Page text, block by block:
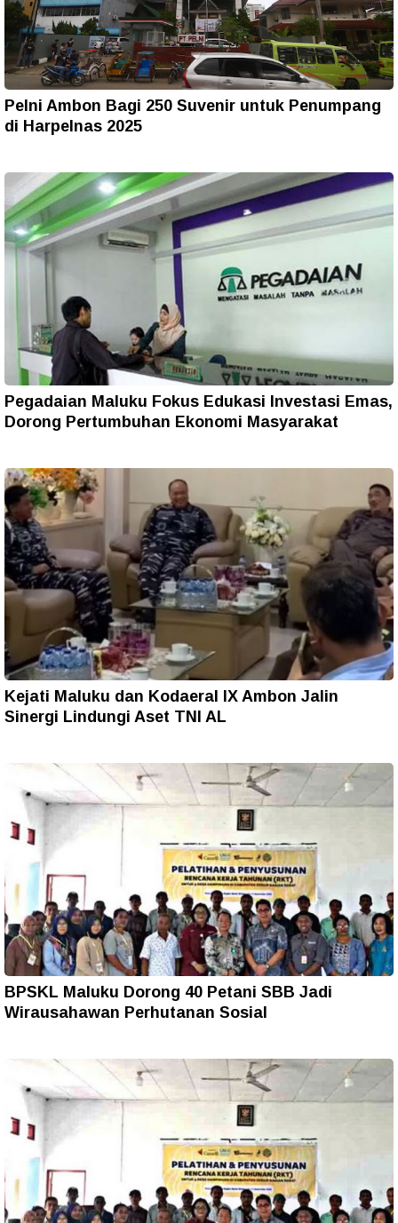
Pelni Ambon Bagi 250 Suvenir untuk Penumpang
di Harpelnas 2025
Pegadaian Maluku Fokus Edukasi Investasi Emas,
Dorong Pertumbuhan Ekonomi Masyarakat
Kejati Maluku dan Kodaeral IX Ambon Jalin
Sinergi Lindungi Aset TNI AL
BPSKL Maluku Dorong 40 Petani SBB Jadi
Wirausahawan Perhutanan Sosial